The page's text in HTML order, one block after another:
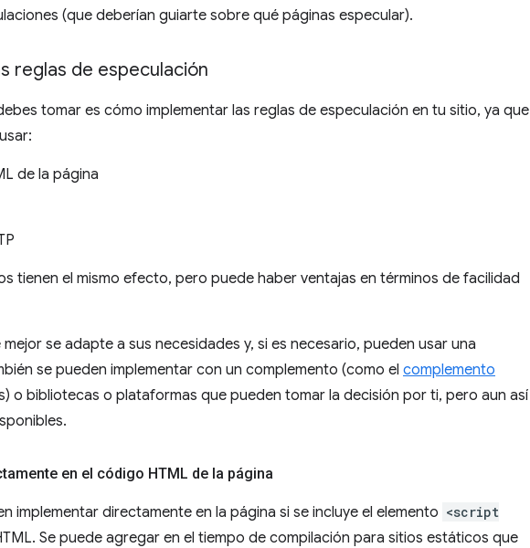
(que deberían guiarte sobre qué páginas especular).
reglas de especulación
tomar es cómo implementar las reglas de especulación en tu sitio, ya que
de la página
tienen el mismo efecto, pero puede haber ventajas en términos de facilidad
se adapte a sus necesidades y, si es necesario, pueden usar una
se pueden implementar con un complemento (como el complemento
o bibliotecas o plataformas que pueden tomar la decisión por ti, pero aun así
en el código HTML de la página
implementar directamente en la página si se incluye el elemento <script
Se puede agregar en el tiempo de compilación para sitios estáticos que